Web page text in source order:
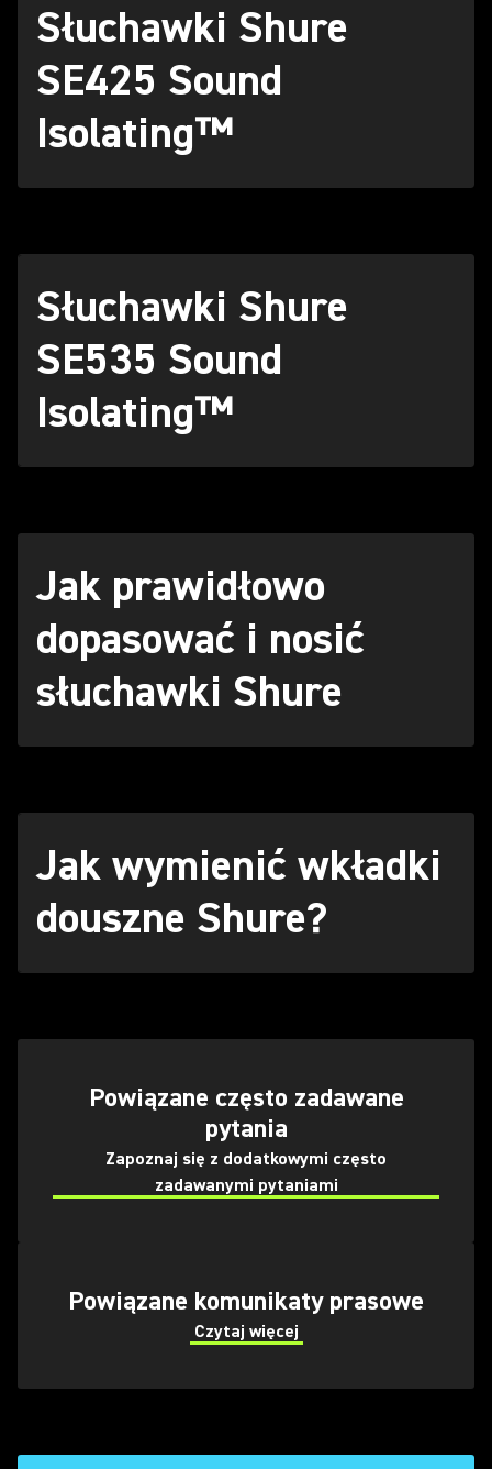
Słuchawki Shure
SE425 Sound
Isolating™
Słuchawki Shure
SE535 Sound
Isolating™
Jak prawidłowo
dopasować i nosić
słuchawki Shure
Jak wymienić wkładki
douszne Shure?
Powiązane często zadawane
pytania
Zapoznaj się z dodatkowymi często
zadawanymi pytaniami
(Opens in a new tab)
Powiązane komunikaty prasowe
Czytaj więcej